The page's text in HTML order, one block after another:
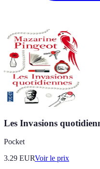
Les Invasions
Pocket
3.29 EURVoir le prix